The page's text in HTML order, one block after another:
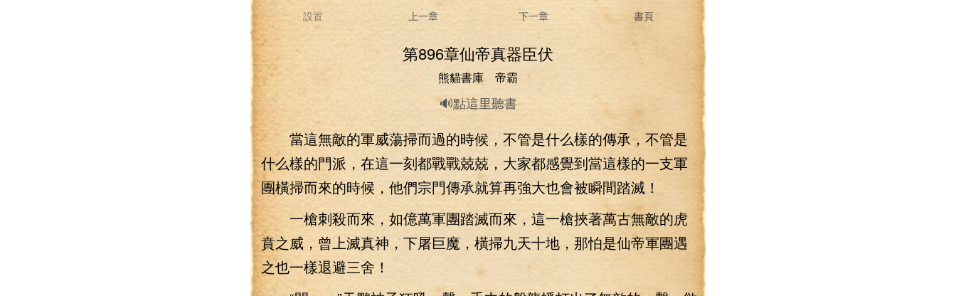
設置 上一章 下一章 書頁
第896章仙帝真器臣伏
熊貓書庫 帝霸
🔊點這里聽書
當這無敵的軍威蕩掃而過的時候，不管是什么樣的傳承，不管是
什么樣的門派，在這一刻都戰戰兢兢，大家都感覺到當這樣的一支軍
團橫掃而來的時候，他們宗門傳承就算再強大也會被瞬間踏滅！
一槍刺殺而來，如億萬軍團踏滅而來，這一槍挾著萬古無敵的虎
賁之威，曾上滅真神，下屠巨魔，橫掃九天十地，那怕是仙帝軍團遇
之也一樣退避三舍！